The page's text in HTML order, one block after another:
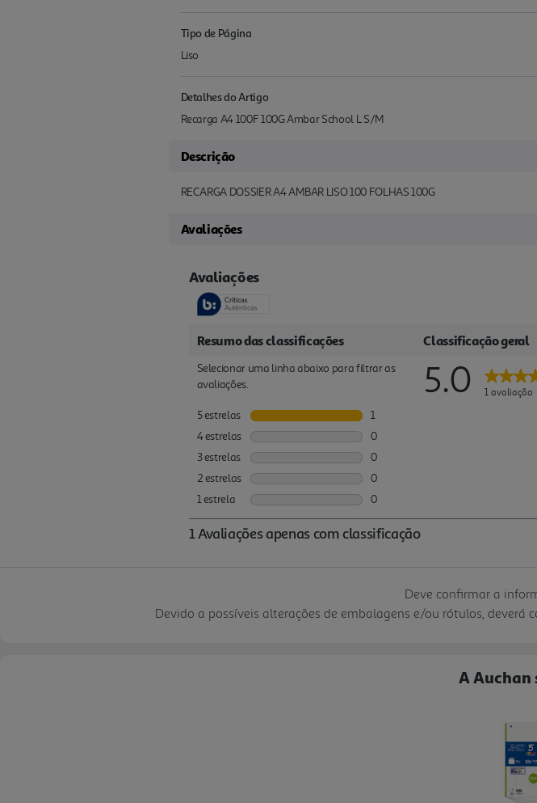
Tipo de Página
Liso
Detalhes do Artigo
Recarga A4 100F 100G Ambar School L S/M
Descrição
RECARGA DOSSIER A4 AMBAR LISO 100 FOLHAS 100G
Avaliações
Deve confirmar a
Devido a possíveis alterações de embalagens e/ou rótulos, deverá
A Auchan